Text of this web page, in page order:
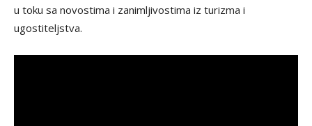
u toku sa novostima i zanimljivostima iz turizma i
ugostiteljstva.